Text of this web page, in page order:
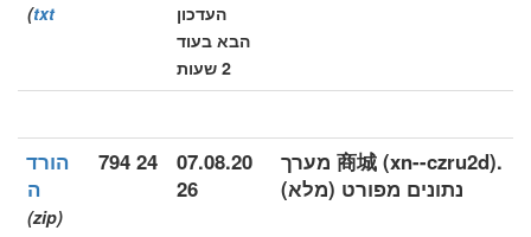
העדכון
הבא בעוד
2 שעות
txt
)
.商城 (xn--czru2d) מערך
נתונים מפורט (מלא)
07.08.20
26
24 794
הורד
ה
(zip)